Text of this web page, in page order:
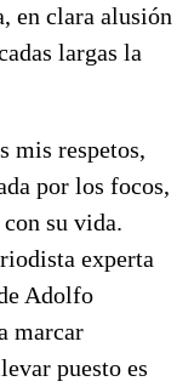
en clara alusión
largas la
mis respetos,
por los focos,
su vida.
experta
Adolfo
marcar
puesto es